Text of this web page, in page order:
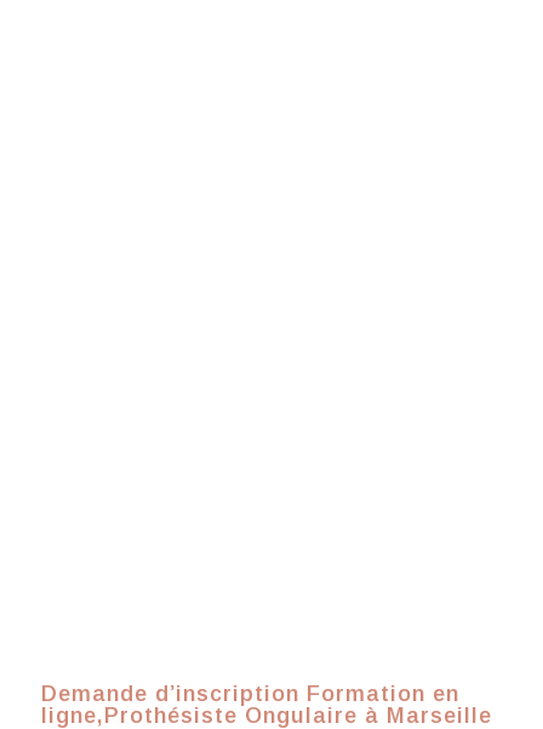
Demande d’inscription Formation en
ligne,Prothésiste Ongulaire à Marseille